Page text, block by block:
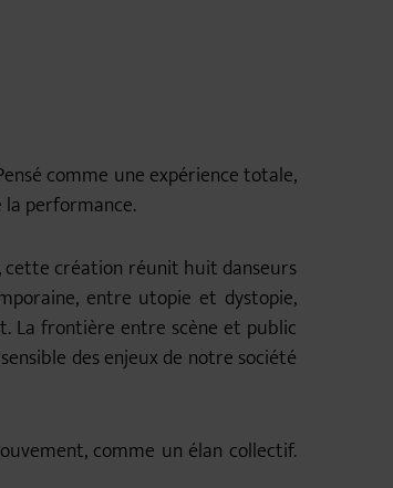
comme une expérience totale,
performance.
cette création réunit huit danseurs
entre utopie et dystopie,
La frontière entre scène et public
des enjeux de notre société
comme un élan collectif.